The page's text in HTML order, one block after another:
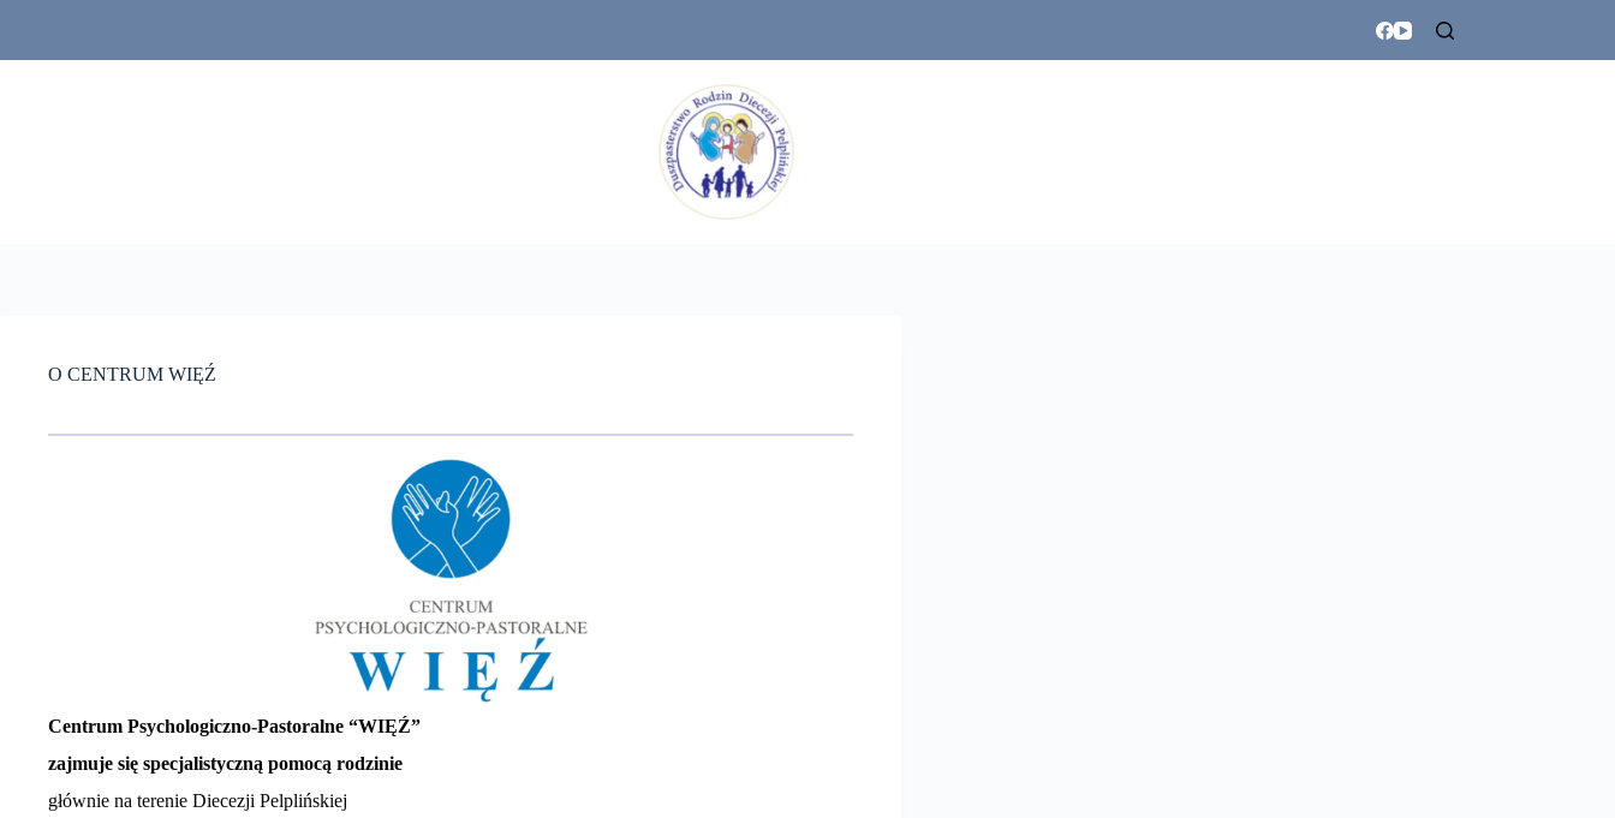
O CENTRUM WIĘŹ
Centrum Psychologiczno-Pastoralne “WIĘŹ”
zajmuje się specjalistyczną pomocą rodzinie
głównie na terenie Diecezji Pelplińskiej